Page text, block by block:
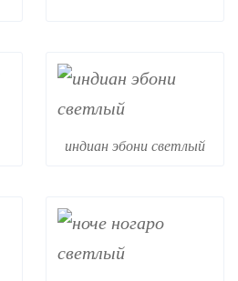
индиан эбони светлый